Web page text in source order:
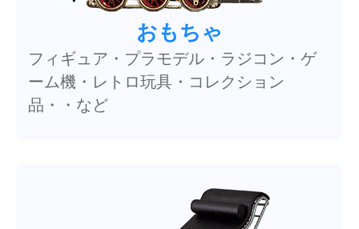
おもちゃ
フィギュア・プラモデル・ラジコン・ゲ
ーム機・レトロ玩具・コレクション
品・・など